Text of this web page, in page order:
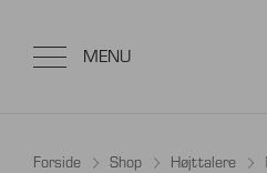
Forside Shop Højttalere